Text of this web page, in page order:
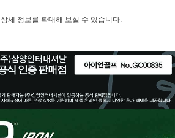
상세 정보를 확대해 보실 수 있습니다.